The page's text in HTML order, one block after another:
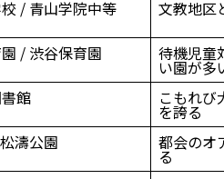
/ 青山学院中等 文教地区
/ 渋谷保育園 待機児童
い園が多
館 こもれび
を誇る
濤公園 都会のオ
る